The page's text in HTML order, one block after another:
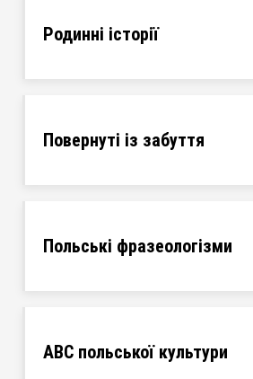
Родинні історії
Повернуті із забуття
Польські фразеологізми
ABC польської культури